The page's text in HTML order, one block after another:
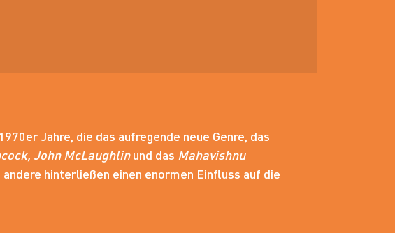
Jahre, die das aufregende neue Genre, das
John McLaughlinund das Mahavishnu
hinterließen einen enormen Einfluss auf die